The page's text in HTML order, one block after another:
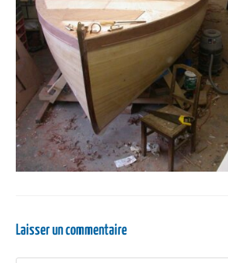
Laisser un commentaire